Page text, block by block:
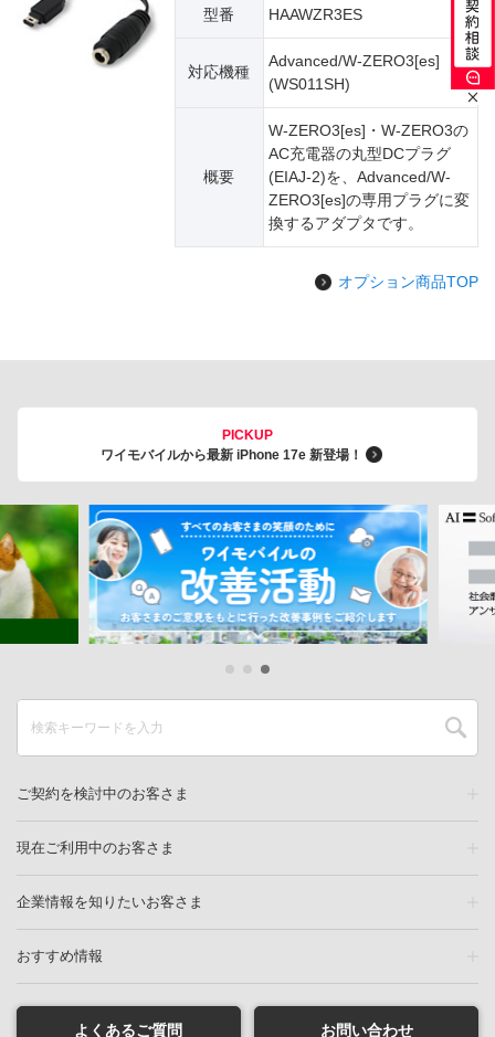
型番 HAAWZR3ES
対応機種
Advanced/W-ZERO3[es]
(WS011SH)
概要
W-ZERO3[es]・W-ZERO3の
AC充電器の丸型DCプラグ
(EIAJ-2)を、Advanced/W-
ZERO3[es]の専用プラグに変
換するアダプタです。
オプション商品TOP
PICKUP
ワイモバイルから最新 iPhone 17e 新登場！
ご契約を検討中のお客さま
現在ご利用中のお客さま
企業情報を知りたいお客さま
おすすめ情報
よくあるご質問 お問い合わせ